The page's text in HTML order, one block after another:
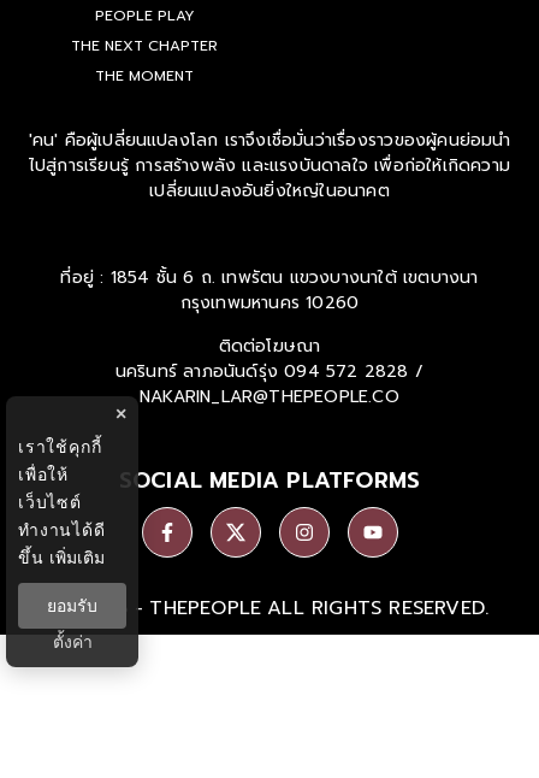
PEOPLE PLAY
THE NEXT CHAPTER
THE MOMENT
'คน' คือผู้เปลี่ยนแปลงโลก เราจึงเชื่อมั่นว่าเรื่องราวของผู้คนย่อมนำ
ไปสู่การเรียนรู้ การสร้างพลัง และแรงบันดาลใจ เพื่อก่อให้เกิดความ
เปลี่ยนแปลงอันยิ่งใหญ่ในอนาคต
ที่อยู่ : 1854 ชั้น 6 ถ. เทพรัตน แขวงบางนาใต้ เขตบางนา
กรุงเทพมหานคร 10260
ติดต่อโฆษณา
นครินทร์ ลาภอนันด์รุ่ง 094 572 2828 /
NAKARIN_LAR@THEPEOPLE.CO
SOCIAL MEDIA PLATFORMS
Ⓒ 2026 - THEPEOPLE ALL RIGHTS RESERVED.
×
เราใช้คุกกี้
เพื่อให้
เว็บไซต์
ทำงานได้ดี
ขึ้น เพิ่มเติม
ยอมรับ
ตั้งค่า